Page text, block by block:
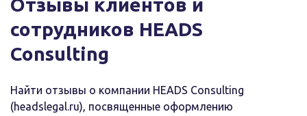
Отзывы клиентов и
сотрудников HEADS
Consulting
Найти отзывы о компании HEADS Consulting
(headslegal.ru), посвященные оформлению